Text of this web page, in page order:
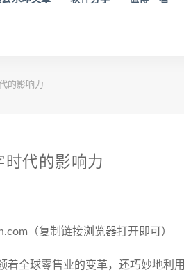
的影响力
代的影响力
（复制链接浏览器打开即可）
着全球零售业的变革，还巧妙地利用